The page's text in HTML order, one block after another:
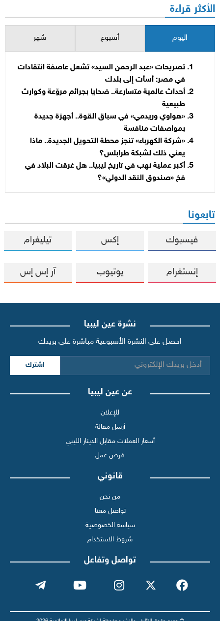
الأكثر قراءة
اليوم أسبوع شهر
تصريحات «عبد الرحمن السيد» تشعل عاصفة انتقادات
في مصر: أسأت إلى بلدك
أحداث عالمية متسارعة.. ضحايا بجرائم مروّعة وكوارث
طبيعية
«هواوي وريدمي» في سباق القوة.. أجهزة جديدة
بمواصفات منافسة
«شركة الكهرباء» تنجز محطة التحويل الجديدة.. ماذا
يعني ذلك لشبكة طرابلس؟
أكبر عملية نهب في تاريخ ليبيا.. هل غرقت البلاد في
فخ «صندوق النقد الدولي»؟
تابعونا
فيسبوك إكس تيليغرام
إنستغرام يوتيوب آر إس إس
نشرة عين ليبيا
احصل على النشرة الأسبوعية مباشرة على بريدك
اشترك
عن عين ليبيا
للإعلان
أرسل مقالة
أسعار العملات مقابل الدينار الليبي
فرص عمل
قانوني
من نحن
تواصل معنا
سياسة الخصوصية
شروط الاستخدام
تواصل وتفاعل